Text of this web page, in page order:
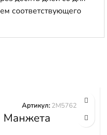
соответствующего
Манжета
2M5762
Артикул: 2M5762